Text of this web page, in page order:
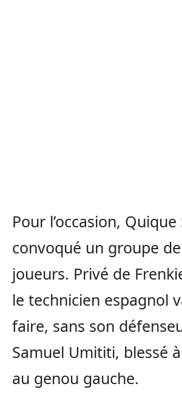
Pour l’occasion, Quique
convoqué un groupe
joueurs. Privé de
le technicien espagnol
faire, sans son
Samuel Umititi, blessé
au genou gauche.